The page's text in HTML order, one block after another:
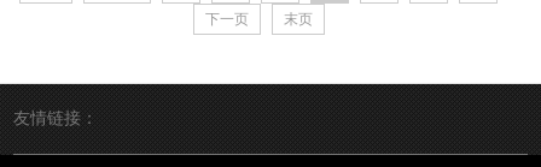
下一页
末页
友情链接：